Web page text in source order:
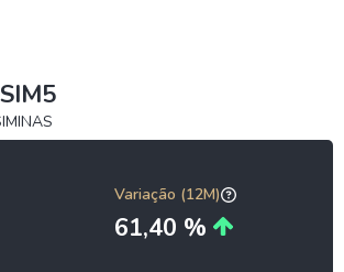
Variação (12M)
61,40 %